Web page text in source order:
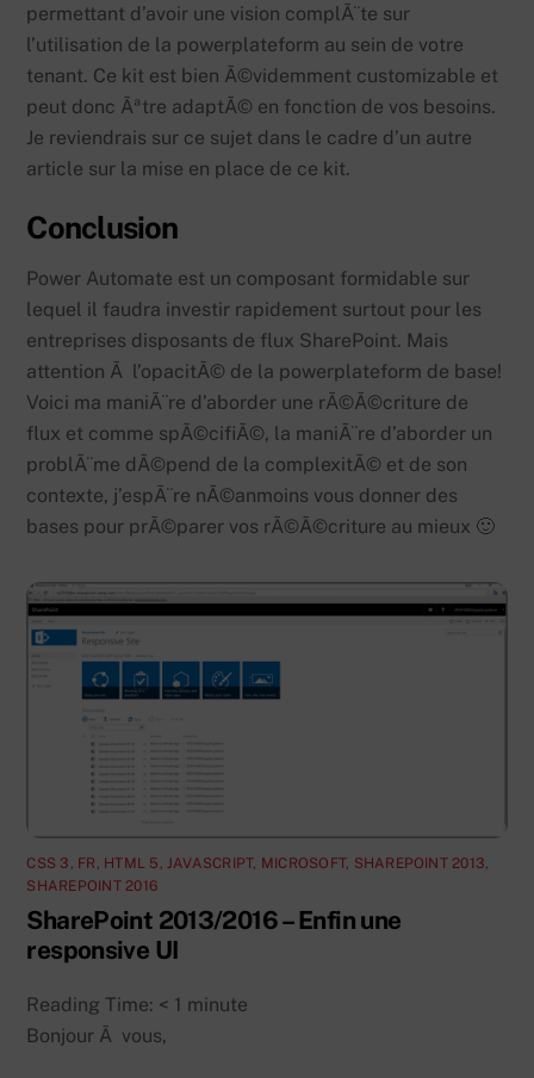
permettant d’avoir une vision complÃ¨te sur
l’utilisation de la powerplateform au sein de votre
tenant. Ce kit est bien Ã©videmment customizable et
peut donc Ãªtre adaptÃ© en fonction de vos besoins.
Je reviendrais sur ce sujet dans le cadre d’un autre
article sur la mise en place de ce kit.
Conclusion
Power Automate est un composant formidable sur
lequel il faudra investir rapidement surtout pour les
entreprises disposants de flux SharePoint. Mais
attention Ã l’opacitÃ© de la powerplateform de base!
Voici ma maniÃ¨re d’aborder une rÃ©Ã©criture de
flux et comme spÃ©cifiÃ©, la maniÃ¨re d’aborder un
problÃ¨me dÃ©pend de la complexitÃ© et de son
contexte, j’espÃ¨re nÃ©anmoins vous donner des
bases pour prÃ©parer vos rÃ©Ã©criture au mieux 🙂
CSS 3 , FR , HTML 5 , JAVASCRIPT, MICROSOFT, SHAREPOINT 2013,
SHAREPOINT 2016
SharePoint 2013/2016 – Enfin une
responsive UI
Reading Time: < 1 minute
Bonjour Ã vous,